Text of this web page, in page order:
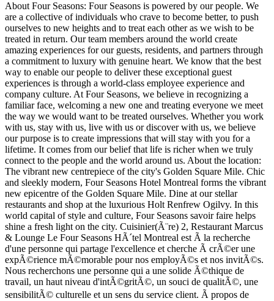
About Four Seasons: Four Seasons is powered by our people. We
are a collective of individuals who crave to become better, to push
ourselves to new heights and to treat each other as we wish to be
treated in return. Our team members around the world create
amazing experiences for our guests, residents, and partners through
a commitment to luxury with genuine heart. We know that the best
way to enable our people to deliver these exceptional guest
experiences is through a world-class employee experience and
company culture. At Four Seasons, we believe in recognizing a
familiar face, welcoming a new one and treating everyone we meet
the way we would want to be treated ourselves. Whether you work
with us, stay with us, live with us or discover with us, we believe
our purpose is to create impressions that will stay with you for a
lifetime. It comes from our belief that life is richer when we truly
connect to the people and the world around us. About the location:
The vibrant new centrepiece of the city's Golden Square Mile. Chic
and sleekly modern, Four Seasons Hotel Montreal forms the vibrant
new epicentre of the Golden Square Mile. Dine at our stellar
restaurants and shop at the luxurious Holt Renfrew Ogilvy. In this
world capital of style and culture, Four Seasons savoir faire helps
shine a fresh light on the city. Cuisinier(Ã¨re) 2, Restaurant Marcus
& Lounge Le Four Seasons HÃ´tel Montreal est Ã la recherche
d'une personne qui partage l'excellence et cherche Ã crÃ©er une
expÃ©rience mÃ©morable pour nos employÃ©s et nos invitÃ©s.
Nous recherchons une personne qui a une solide Ã©thique de
travail, un haut niveau d'intÃ©gritÃ©, un souci de qualitÃ©, une
sensibilitÃ© culturelle et un sens du service client. Ã propos de